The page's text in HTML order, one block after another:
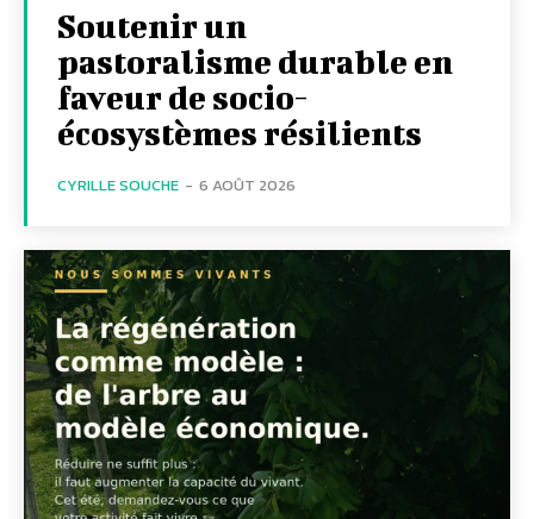
Soutenir un
pastoralisme durable en
faveur de socio-
écosystèmes résilients
CYRILLE SOUCHE - 6 AOÛT 2026